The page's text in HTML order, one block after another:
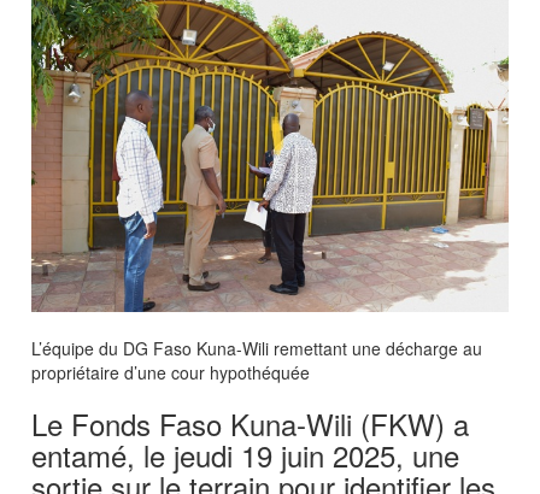
L’équipe du DG Faso Kuna-Wili remettant une décharge au
propriétaire d’une cour hypothéquée
Le Fonds Faso Kuna-Wili (FKW) a
entamé, le jeudi 19 juin 2025, une